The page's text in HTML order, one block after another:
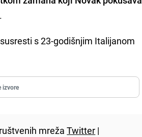
.
s 23-godišnjim Italijanom
izvore
mrežaTwitter |